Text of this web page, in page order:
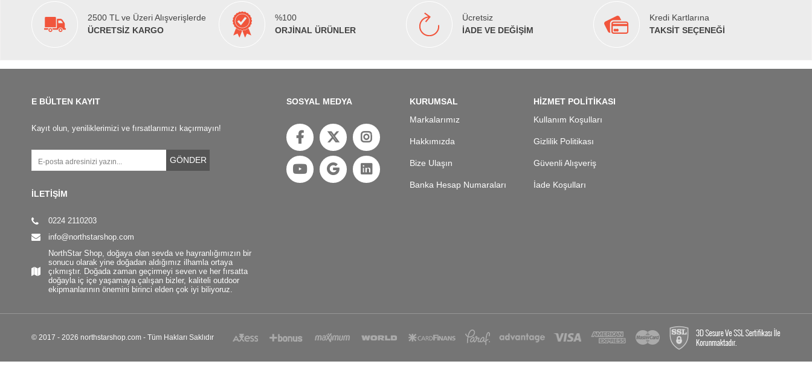
2500 TL ve Üzeri Alışverişlerde
ÜCRETSİZ KARGO
%100
ORJİNAL ÜRÜNLER
Ücretsiz
İADE VE DEĞİŞİM
Kredi Kartlarına
TAKSİT SEÇENEĞİ
E BÜLTEN KAYIT
Kayıt olun, yeniliklerimizi ve fırsatlarımızı kaçırmayın!
GÖNDER
İLETİŞİM
0224 2110203
info@northstarshop.com
NorthStar Shop, doğaya olan sevda ve hayranlığımızın bir
sonucu olarak yine doğadan aldığımız ilhamla ortaya
çıkmıştır. Doğada zaman geçirmeyi seven ve her fırsatta
doğayla iç içe yaşamaya çalışan bizler, kaliteli outdoor
ekipmanlarının önemini birinci elden çok iyi biliyoruz.
SOSYAL MEDYA
KURUMSAL
Markalarımız
Hakkımızda
Bize Ulaşın
Banka Hesap Numaraları
HİZMET POLİTİKASI
Kullanım Koşulları
Gizlilik Politikası
Güvenli Alışveriş
İade Koşulları
© 2017 - 2026 northstarshop.com - Tüm Hakları Saklıdır